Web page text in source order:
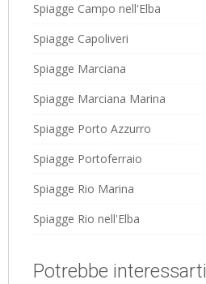
Spiagge Campo nell'Elba
Spiagge Capoliveri
Spiagge Marciana
Spiagge Marciana Marina
Spiagge Porto Azzurro
Spiagge Portoferraio
Spiagge Rio Marina
Spiagge Rio nell'Elba
Potrebbe interessarti